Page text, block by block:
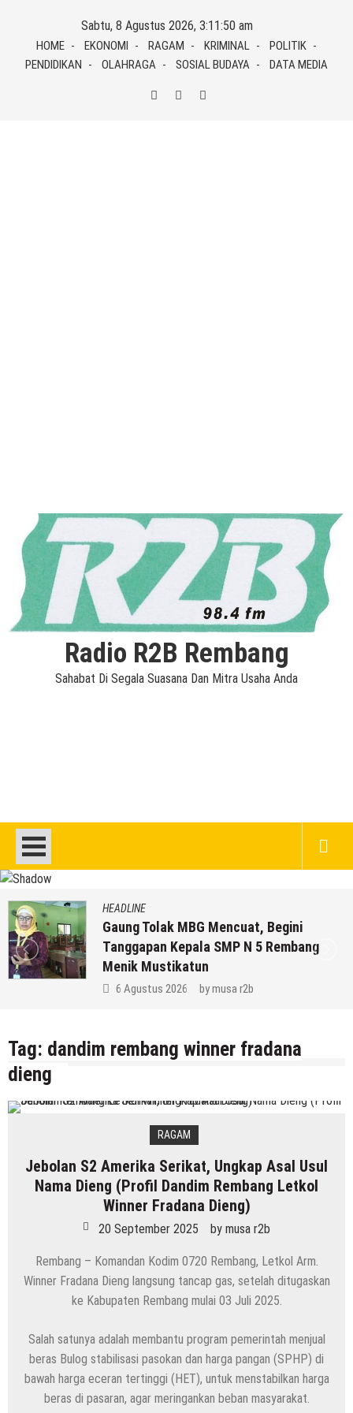
content
Sabtu, 8 Agustus 2026, 3:11:50 am
HOME EKONOMI RAGAM KRIMINAL
POLITIK
PENDIDIKAN
OLAHRAGA SOSIAL BUDAYA DATA MEDIA
Radio R2B Rembang
Sahabat Di Segala Suasana Dan Mitra Usaha Anda
HEADLINE
Gaung Tolak MBG Mencuat, Begini
Tanggapan Kepala SMP N 5 Rembang
Menik Mustikatun
6 Agustus 2026 bymusa r2b
Tag: dandim rembang winner fradana
dieng
RAGAM
Jebolan S2 Amerika Serikat, Ungkap Asal Usul
Nama Dieng (Profil Dandim Rembang Letkol
Winner Fradana Dieng)
20 September 2025 by musa r2b
Rembang – Komandan Kodim 0720 Rembang, Letkol Arm.
Winner Fradana Dieng langsung tancap gas, setelah ditugaskan
ke Kabupaten Rembang mulai 03 Juli 2025.
Salah satunya adalah membantu program pemerintah menjual
beras Bulog stabilisasi pasokan dan harga pangan (SPHP) di
bawah harga eceran tertinggi (HET), untuk menstabilkan harga
beras di pasaran, agar meringankan beban masyarakat.